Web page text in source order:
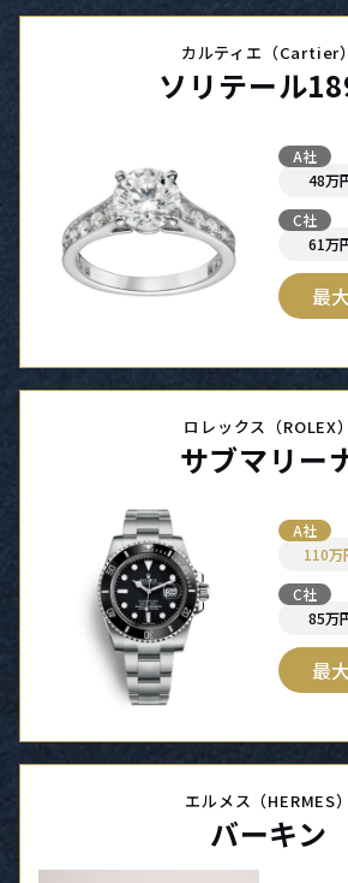
カルティエ（Cartier）
ソリテール
A社
48万
C社
61万
最
ロレックス（ROLEX）
サブマリー
A社
110万
C社
85万
最
エルメス（HERMES）
バーキン